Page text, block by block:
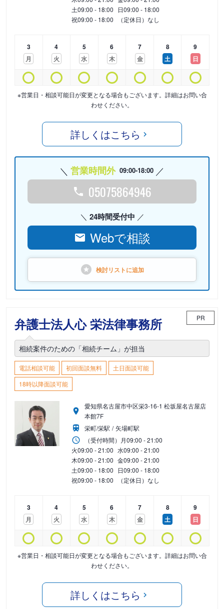
土09:00 - 18:00 日09:00 - 18:00
祝09:00 - 18:00 （定休日）なし
3
月
4
火
5
水
6
木
7
金
8
土
9
日
※営業日・相談可能日が変更となる場合もございます。詳細はお問い合
わせください。
詳しくはこちら
営業時間外 09:00-18:00
05075864946
24時間受付中
Webで相談
検討リストに追加
弁護士法人心 栄法律事務所 PR
相続案件のための「相続チーム」が担当
電話相談可能 初回面談無料
土日面談可能
18時以降面談可能
愛知県名古屋市中区栄3-16-1 松坂屋名古屋店
本館7F
栄町/栄駅
矢場町駅
（受付時間） 月09:00 - 21:00
火09:00 - 21:00 水09:00 - 21:00
木09:00 - 21:00 金09:00 - 21:00
土09:00 - 18:00 日09:00 - 18:00
祝09:00 - 18:00 （定休日）なし
3
月
4
火
5
水
6
木
7
金
8
土
9
日
※営業日・相談可能日が変更となる場合もございます。詳細はお問い合
わせください。
詳しくはこちら